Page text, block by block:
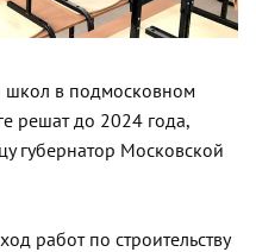
школ в подмосковном
решат до 2024 года,
губернатор Московской
работ по строительству